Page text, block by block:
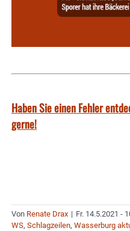
Haben Sie einen Fehler
gerne!
Von Renate Drax | Fr. 14.5.2021 -
WS, Schlagzeilen, Wasserburg